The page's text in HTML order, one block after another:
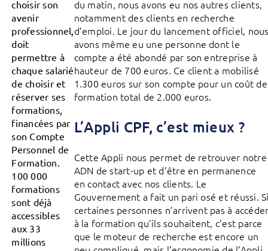
choisir son
avenir
professionnel,
doit
permettre à
chaque salarié
de choisir et
réserver ses
formations,
financées par
son Compte
Personnel de
Formation.
100 000
formations
sont déjà
accessibles
aux 33
millions
du matin, nous avons eu nos autres clients,
notamment des clients en recherche
d’emploi. Le jour du lancement officiel,
avons même eu une personne dont le
compte a été abondé par son entreprise à
hauteur de 700 euros. Ce client a mobilisé
1.300 euros sur son compte pour un coût de
formation total de 2.000 euros.
L’Appli CPF, c’est mieux ?
Cette Appli nous permet de retrouver notre
ADN de start-up et d’être en permanence
en contact avec nos clients. Le
Gouvernement a fait un pari osé et réussi.
certaines personnes n’arrivent pas à
à la formation qu’ils souhaitent, c’est parce
que le moteur de recherche est encore un